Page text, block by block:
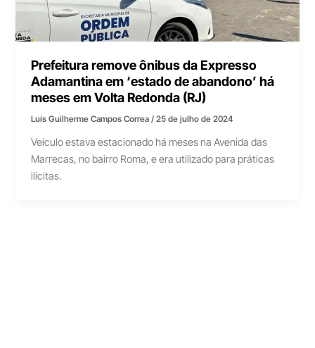
Prefeitura remove ônibus da Expresso
Adamantina em ‘estado de abandono’ há
meses em Volta Redonda (RJ)
Luís Guilherme Campos Correa/25 de julho de 2024
Veículo estava estacionado há meses na Avenida das
Marrecas, no bairro Roma, e era utilizado para práticas
ilícitas.